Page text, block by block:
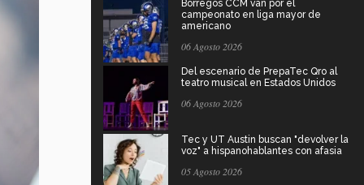
Borregos CCM van por el
campeonato en liga mayor de
americano
06 Agosto 2026
Del escenario de PrepaTec Qro al
teatro musical en Estados Unidos
06 Agosto 2026
Tec y UT Austin buscan "devolver la
voz" a hispanohablantes con afasia
05 Agosto 2026